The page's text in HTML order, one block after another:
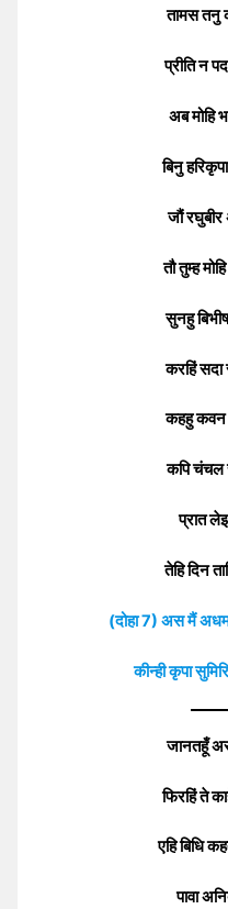
तामस तनु
प्रीति न
अब मोहि
बिनु
जौं
तौ तुम्ह
सुनहु
करहिं सदा
कहहु कवन
कपि चंचल
प्रात
तेहि दिन
(दोहा 7) अस मैं
कीन्ही कृपा
जानतहूँ अस
फिरहिं ते
एहि बिधि
पावा